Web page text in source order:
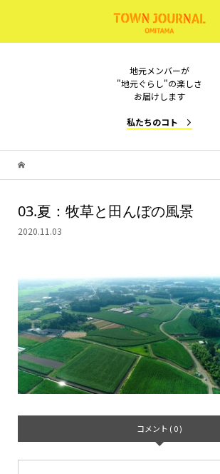
地元メンバーが
"地元ぐらし"の楽しさ
お届けします
私たちのコト
03.夏：牧草と田んぼの風景
2020.11.03
コメント ( 0 )